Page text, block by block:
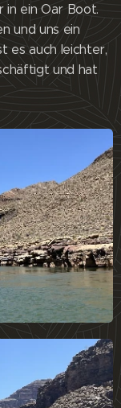
ein Oar Boot.
und uns ein
es auch leichter,
und hat